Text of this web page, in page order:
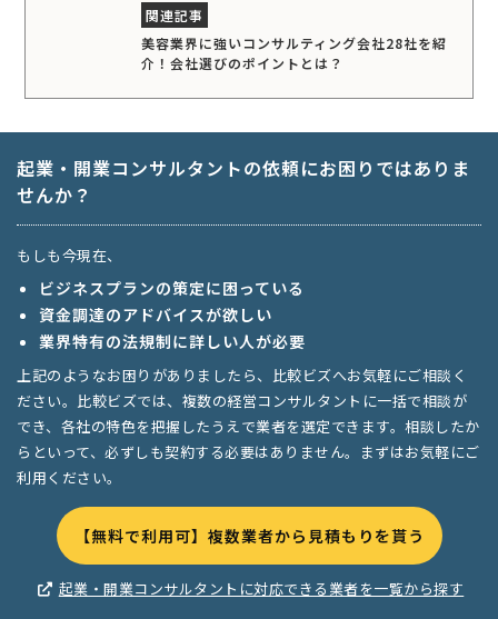
美容業界に強いコンサルティング会社28社を紹
介！会社選びのポイントとは？
起業・開業コンサルタントの依頼にお困りではありま
せんか？
もしも今現在、
ビジネスプランの策定に困っている
資金調達のアドバイスが欲しい
業界特有の法規制に詳しい人が必要
上記のようなお困りがありましたら、比較ビズへお気軽にご相談く
ださい。比較ビズでは、複数の経営コンサルタントに一括で相談が
でき、各社の特色を把握したうえで業者を選定できます。相談したか
らといって、必ずしも契約する必要はありません。まずはお気軽にご
利用ください。
【無料で利用可】複数業者から見積もりを貰う
起業・開業コンサルタントに対応できる業者を一覧から探す